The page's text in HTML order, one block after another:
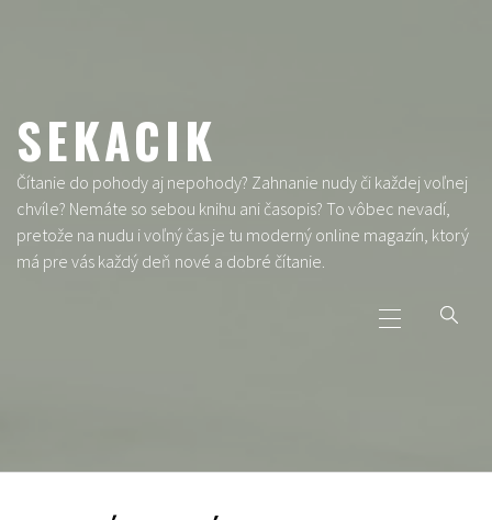
SEKACIK
Čítanie do pohody aj nepohody? Zahnanie nudy či každej voľnej
chvíle? Nemáte so sebou knihu ani časopis? To vôbec nevadí,
pretože na nudu i voľný čas je tu moderný online magazín, ktorý
má pre vás každý deň nové a dobré čítanie.
Menu